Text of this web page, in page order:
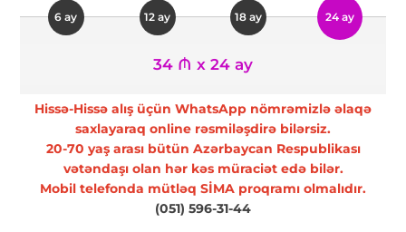
6 ay 12 ay 18 ay 24 ay
34 ₼ x 24 ay
Hissə-Hissə alış üçün WhatsApp nömrəmizlə əlaqə
saxlayaraq online rəsmiləşdirə bilərsiz.
20-70 yaş arası bütün Azərbaycan Respublikası
vətəndaşı olan hər kəs müraciət edə bilər.
Mobil telefonda mütləq SİMA proqramı olmalıdır.
(051) 596-31-44